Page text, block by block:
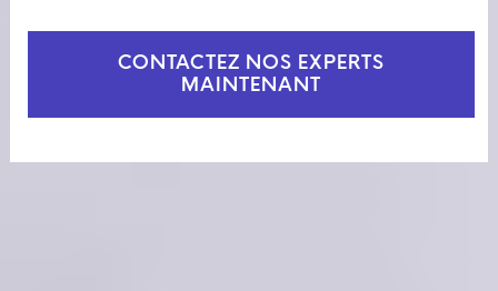
CONTACTEZ NOS EXPERTS
MAINTENANT